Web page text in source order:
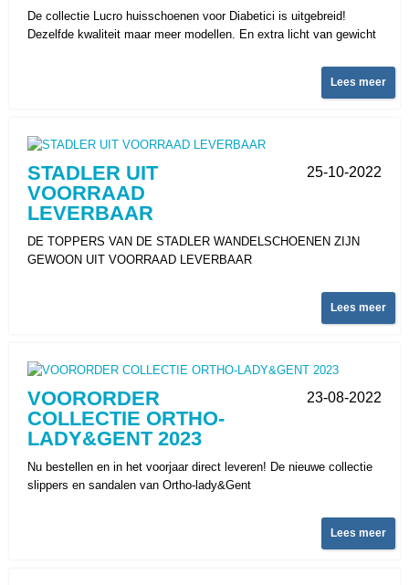
De collectie Lucro huisschoenen voor Diabetici is uitgebreid!
Dezelfde kwaliteit maar meer modellen. En extra licht van gewicht
Lees meer
STADLER UIT
VOORRAAD
LEVERBAAR
25-10-2022
DE TOPPERS VAN DE STADLER WANDELSCHOENEN ZIJN
GEWOON UIT VOORRAAD LEVERBAAR
Lees meer
VOORORDER
COLLECTIE ORTHO-
LADY&GENT 2023
23-08-2022
Nu bestellen en in het voorjaar direct leveren! De nieuwe collectie
slippers en sandalen van Ortho-lady&Gent
Lees meer